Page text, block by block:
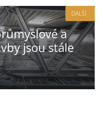
a
jsou stále
DALŠÍ